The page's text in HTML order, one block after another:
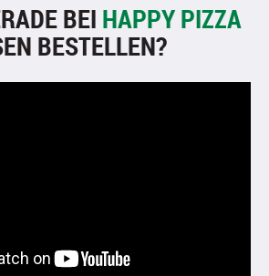
BEI HAPPY PIZZA
BESTELLEN?